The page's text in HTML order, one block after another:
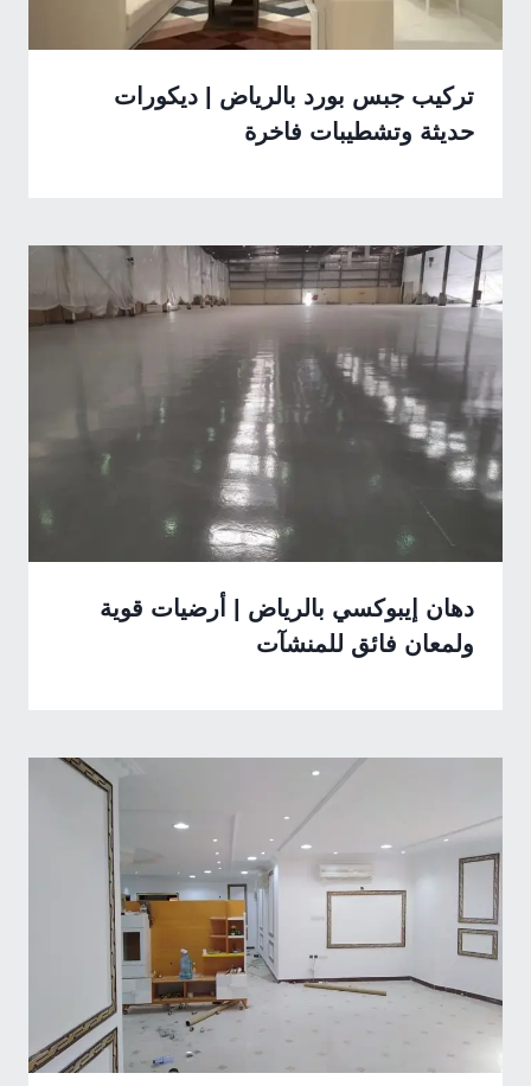
تركيب جبس بورد بالرياض | ديكورات
حديثة وتشطيبات فاخرة
دهان إيبوكسي بالرياض | أرضيات قوية
ولمعان فائق للمنشآت